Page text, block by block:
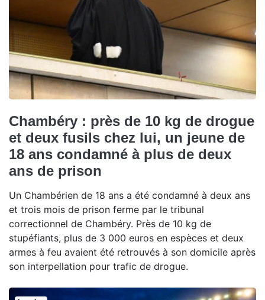
Chambéry : près de 10 kg de drogue
et deux fusils chez lui, un jeune de
18 ans condamné à plus de deux
ans de prison
Un Chambérien de 18 ans a été condamné à deux ans
et trois mois de prison ferme par le tribunal
correctionnel de Chambéry. Près de 10 kg de
stupéfiants, plus de 3 000 euros en espèces et deux
armes à feu avaient été retrouvés à son domicile après
son interpellation pour trafic de drogue.